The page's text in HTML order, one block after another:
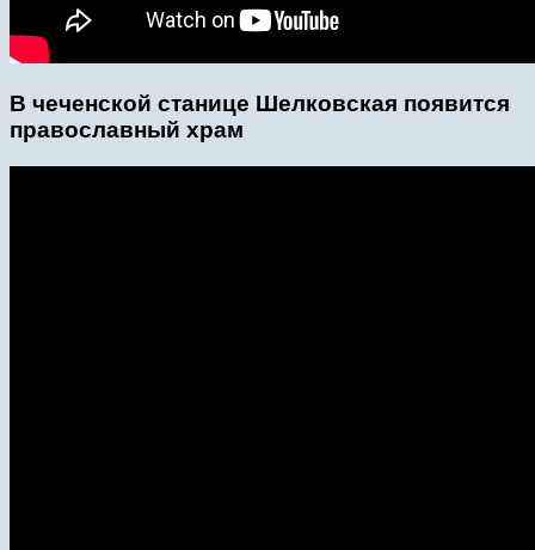
В чеченской станице Шелковская появится
православный храм